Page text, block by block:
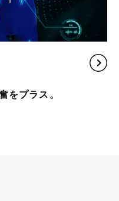
をプラス。